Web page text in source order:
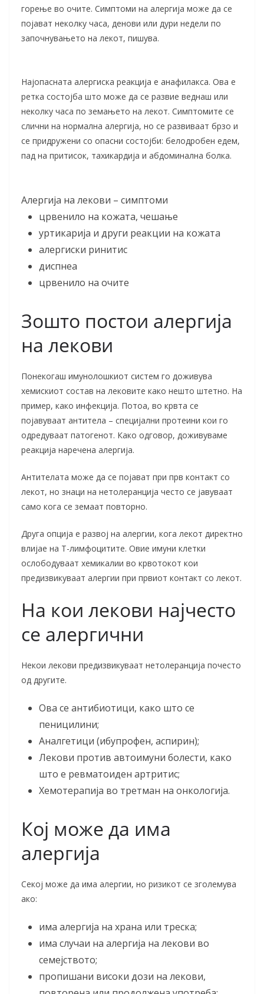
горење во очите. Симптоми на алергија може да се
појават неколку часа, денови или дури недели по
започнувањето на лекот, пишува.
Најопасната алергиска реакција е анафилакса. Ова е
ретка состојба што може да се развие веднаш или
неколку часа по земањето на лекот. Симптомите се
слични на нормална алергија, но се развиваат брзо и
се придружени со опасни состојби: белодробен едем,
пад на притисок, тахикардија и абдоминална болка.
Алергија на лекови – симптоми
црвенило на кожата, чешање
уртикарија и други реакции на кожата
алергиски ринитис
диспнеа
црвенило на очите
Зошто постои алергија
на лекови
Понекогаш имунолошкиот систем го доживува
хемискиот состав на лековите како нешто штетно. На
пример, како инфекција. Потоа, во крвта се
појавуваат антитела – специјални протеини кои го
одредуваат патогенот. Како одговор, доживуваме
реакција наречена алергија.
Антителата може да се појават при прв контакт со
лекот, но знаци на нетолеранција често се јавуваат
само кога се земаат повторно.
Друга опција е развој на алергии, кога лекот директно
влијае на Т-лимфоцитите. Овие имуни клетки
ослободуваат хемикалии во крвотокот кои
предизвикуваат алергии при првиот контакт со лекот.
На кои лекови најчесто
се алергични
Некои лекови предизвикуваат нетолеранција почесто
од другите.
Ова се антибиотици, како што се
пеницилини;
Аналгетици (ибупрофен, аспирин);
Лекови против автоимуни болести, како
што е ревматоиден артритис;
Хемотерапија во третман на онкологија.
Кој може да има
алергија
Секој може да има алергии, но ризикот се зголемува
ако:
има алергија на храна или треска;
има случаи на алергија на лекови во
семејството;
пропишани високи дози на лекови,